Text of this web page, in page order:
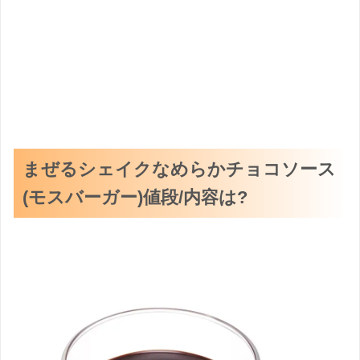
まぜるシェイクなめらかチョコソース
(モスバーガー)値段/内容は?